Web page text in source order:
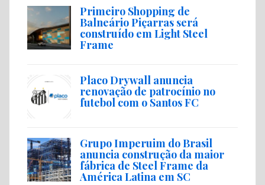
Primeiro Shopping de
Balneário Piçarras será
construído em Light Steel
Frame
Placo Drywall anuncia
renovação de patrocínio no
futebol com o Santos FC
Grupo Imperuim do Brasil
anuncia construção da maior
fábrica de Steel Frame da
América Latina em SC